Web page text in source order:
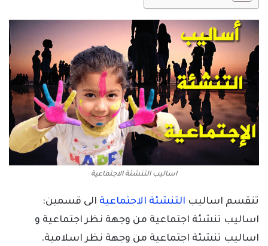
اساليب التنشئة الاجتماعية
تنقسم اساليب التنشئة الاجتماعية الى قسمين:
اساليب تنشئة اجتماعية من وجهة نظر اجتماعية و
اساليب تنشئة اجتماعية من وجهة نظر اسلامية.